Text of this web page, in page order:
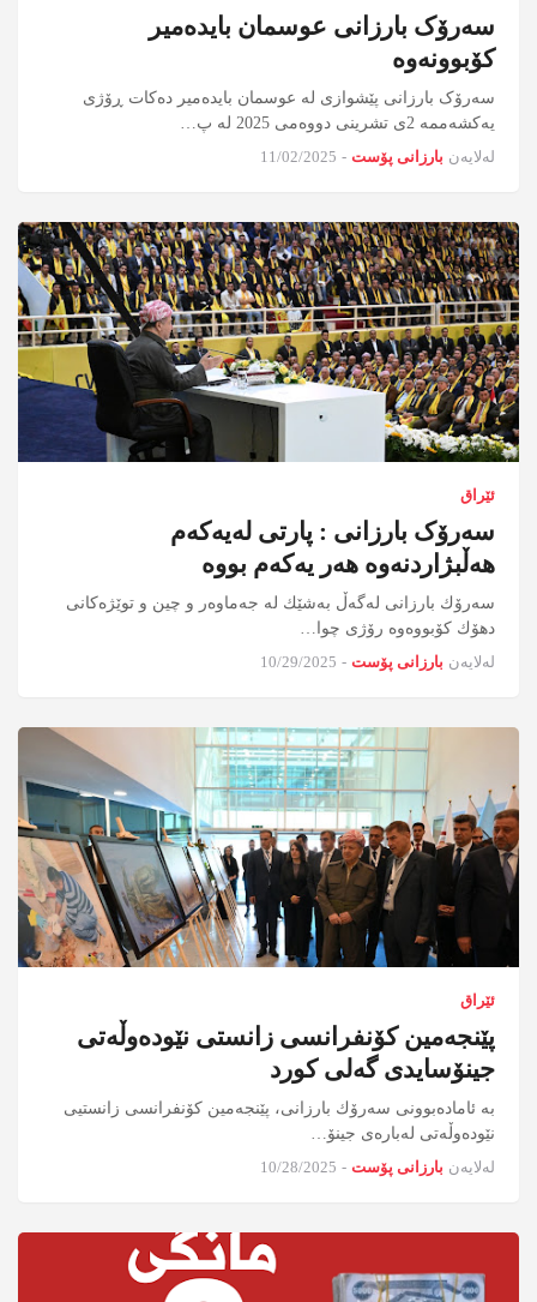
سەرۆک بارزانی عوسمان بایدەمیر
کۆبوونەوە
سەرۆک بارزانی پێشوازی لە عوسمان بایدەمیر دەکات ڕۆژی
یەکشەممە 2ی تشرینی دووەمی 2025 لە پ…
لەلایەن بارزانی پۆست -
11/02/2025
ئێراق
سەرۆک بارزانی : پارتی لەیەکەم
هەڵبژاردنەوە هەر یەکەم بووە
سه‌رۆك بارزانی له‌گه‌ڵ به‌شێك له‌ جه‌ماوه‌ر و چین و توێژه‌كانی
دهۆك كۆبووه‌وه‌ رۆژی چوا…
لەلایەن بارزانی پۆست -
10/29/2025
ئێراق
پێنجەمین کۆنفرانسی زانستی نێودەوڵەتی
جینۆسایدی گەلی کورد
بە ئاماده‌بوونی سه‌رۆك بارزانی، پێنجه‌مین كۆنفرانسی زانستیی
نێوده‌وڵه‌تی له‌باره‌ی جینۆ…
لەلایەن بارزانی پۆست -
10/28/2025